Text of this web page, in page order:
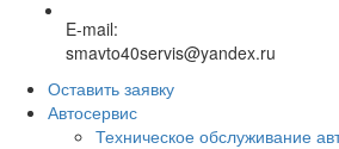
E-mail:
smavto40servis@yandex.ru
Оставить заявку
Автосервис
Техническое обслуживание